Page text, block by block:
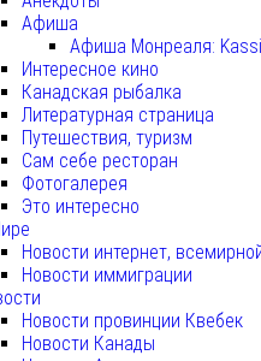
Афиша
Афиша Монреаля:
Интересное кино
Канадская рыбалка
Литературная страница
Путешествия, туризм
Сам себе ресторан
Фотогалерея
Это интересно
Новости интернет,
Новости иммиграции
Новости провинции Квебек
Новости Канады